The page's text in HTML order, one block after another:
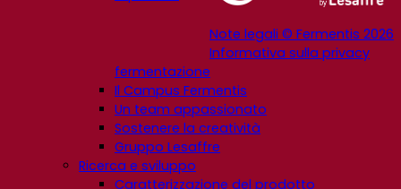
Note legali © Fermentis 2026
Informativa sulla privacy
fermentazione
Il Campus Fermentis
Un team appassionato
Sostenere la creatività
Gruppo Lesaffre
Ricerca e sviluppo
Caratterizzazione del prodotto